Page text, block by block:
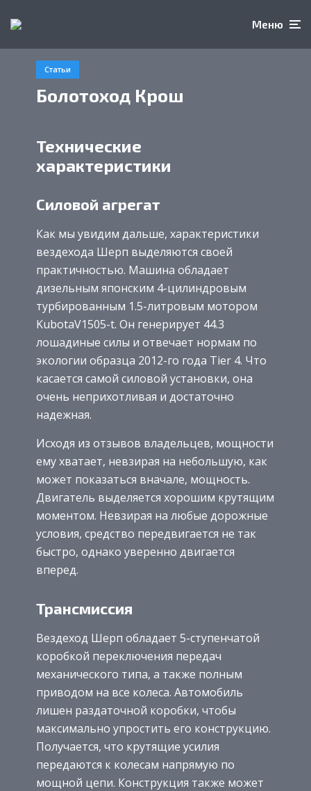
Меню
Статьи
Болотоход Крош
Технические
характеристики
Силовой агрегат
Как мы увидим дальше, характеристики
вездехода Шерп выделяются своей
практичностью. Машина обладает
дизельным японским 4-цилиндровым
турбированным 1.5-литровым мотором
KubotaV1505-t. Он генерирует 44.3
лошадиные силы и отвечает нормам по
экологии образца 2012-го года Tier 4. Что
касается самой силовой установки, она
очень неприхотливая и достаточно
надежная.
Исходя из отзывов владельцев, мощности
ему хватает, невзирая на небольшую, как
может показаться вначале, мощность.
Двигатель выделяется хорошим крутящим
моментом. Невзирая на любые дорожные
условия, средство передвигается не так
быстро, однако уверенно двигается
вперед.
Трансмиссия
Вездеход Шерп обладает 5-ступенчатой
коробкой переключения передач
механического типа, а также полным
приводом на все колеса. Автомобиль
лишен раздаточной коробки, чтобы
максимально упростить его конструкцию.
Получается, что крутящие усилия
передаются к колесам напрямую по
мощной цепи. Конструкция также может